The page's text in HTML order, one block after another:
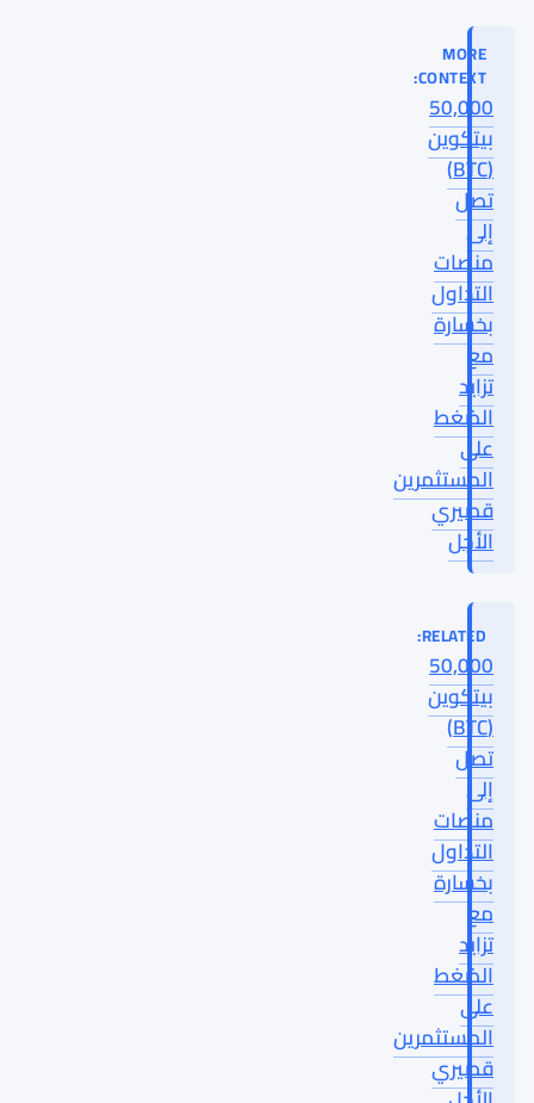
MORE
CONTEXT:
50,000
بيتكوين
(BTC)
تصل
إلى
منصات
التداول
بخسارة
مع
تزايد
الضغط
على
المستثمرين
قصيري
الأجل
RELATED:
50,000
بيتكوين
(BTC)
تصل
إلى
منصات
التداول
بخسارة
مع
تزايد
الضغط
على
المستثمرين
قصيري